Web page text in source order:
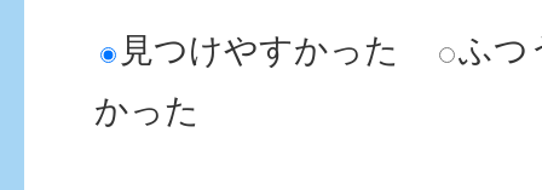
見つけやすかった
ふつ
かった